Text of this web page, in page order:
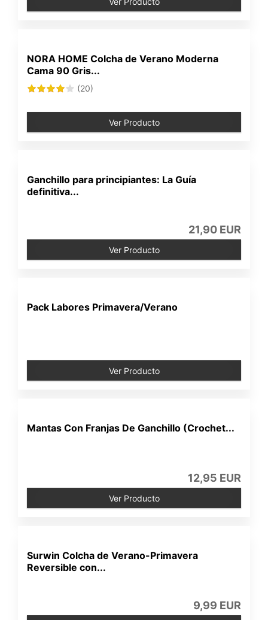
NORA HOME Colcha de Verano Moderna
Cama 90 Gris...
(20)
Ver Producto
Ganchillo para principiantes: La Guía
definitiva...
21,90 EUR
Ver Producto
Pack Labores Primavera/Verano
Ver Producto
Mantas Con Franjas De Ganchillo (Crochet...
12,95 EUR
Ver Producto
Surwin Colcha de Verano-Primavera
Reversible con...
9,99 EUR